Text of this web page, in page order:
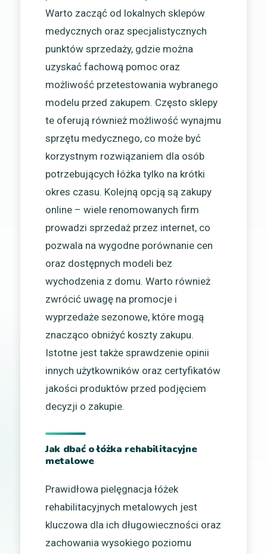
Warto zacząć od lokalnych sklepów
medycznych oraz specjalistycznych
punktów sprzedaży, gdzie można
uzyskać fachową pomoc oraz
możliwość przetestowania wybranego
modelu przed zakupem. Często sklepy
te oferują również możliwość wynajmu
sprzętu medycznego, co może być
korzystnym rozwiązaniem dla osób
potrzebujących łóżka tylko na krótki
okres czasu. Kolejną opcją są zakupy
online – wiele renomowanych firm
prowadzi sprzedaż przez internet, co
pozwala na wygodne porównanie cen
oraz dostępnych modeli bez
wychodzenia z domu. Warto również
zwrócić uwagę na promocje i
wyprzedaże sezonowe, które mogą
znacząco obniżyć koszty zakupu.
Istotne jest także sprawdzenie opinii
innych użytkowników oraz certyfikatów
jakości produktów przed podjęciem
decyzji o zakupie.
Jak dbać o łóżka rehabilitacyjne
metalowe
Prawidłowa pielęgnacja łóżek
rehabilitacyjnych metalowych jest
kluczowa dla ich długowieczności oraz
zachowania wysokiego poziomu